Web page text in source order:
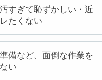
すぎて恥ずかしい・近
たくない
備など、面倒な作業を
い